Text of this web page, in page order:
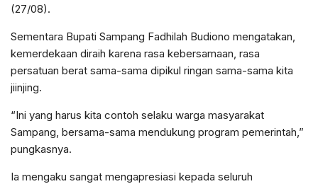
(27/08).
Sementara Bupati Sampang Fadhilah Budiono mengatakan,
kemerdekaan diraih karena rasa kebersamaan, rasa
persatuan berat sama-sama dipikul ringan sama-sama kita
jiinjing.
“Ini yang harus kita contoh selaku warga masyarakat
Sampang, bersama-sama mendukung program pemerintah,”
pungkasnya.
Ia mengaku sangat mengapresiasi kepada seluruh